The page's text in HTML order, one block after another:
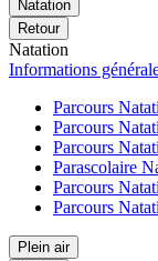
Natation
Retour
Natation
Informations
Parcours
Parcours
Parcours
Parascolaire
Parcours
Parcours
Plein air